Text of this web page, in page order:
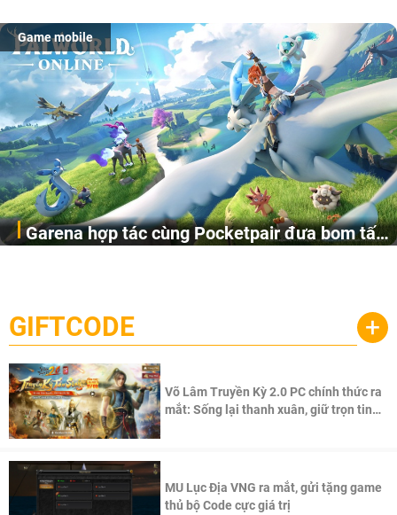
Game mobile
Garena hợp tác cùng Pocketpair đưa bom tấn
cầu, theo giấy phép chính thức từ công ty game Nhật Bản
Pocketpair, Inc.
GIFTCODE +
Võ Lâm Truyền Kỳ 2.0 PC chính thức ra
mắt: Sống lại thanh xuân, giữ trọn tinh
MU Lục Địa VNG ra mắt, gửi tặng game
thủ bộ Code cực giá trị